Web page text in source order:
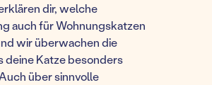
dir, welche
auch für Wohnungskatzen
wir überwachen die
deine Katze besonders
über sinnvolle